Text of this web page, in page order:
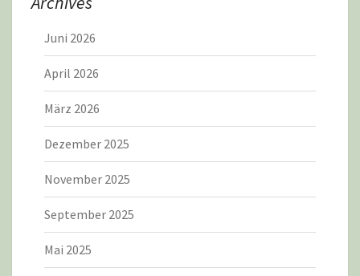
Juni 2026
April 2026
März 2026
Dezember 2025
November 2025
September 2025
Mai 2025